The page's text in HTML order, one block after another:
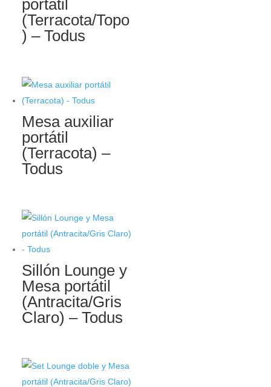
portátil
(Terracota/Topo
) – Todus
Mesa auxiliar
portátil
(Terracota) –
Todus
Sillón Lounge y
Mesa portátil
(Antracita/Gris
Claro) – Todus